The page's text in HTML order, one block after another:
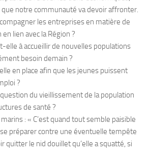
notre communauté va devoir affronter.
les entreprises en matière de
lien avec la Région ?
elle à accueillir de nouvelles populations
besoin demain ?
en place afin que les jeunes puissent
?
du vieillissement de la population
de santé ?
: « C’est quand tout semble paisible
préparer contre une éventuelle tempête
quitter le nid douillet qu’elle a squatté, si